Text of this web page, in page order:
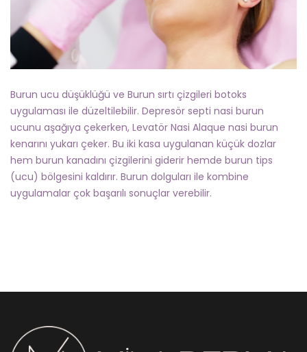
Burun ucu düşüklüğü ve Burun sırtı çizgileri botoks
uygulaması ile düzeltilebilir. Depresör septi nasi burun
ucunu aşağıya çekerken, Levatör Nasi Alaque nasi burun
kenarını yukarı çeker. Bu iki kasa uygulanan küçük dozlar
hem burun kanadını çizgilerini giderir hemde burun tips
(ucu) bölgesini kaldırır. Burun dolguları ile kombine
uygulamalar çok başarılı sonuçlar verebilir.